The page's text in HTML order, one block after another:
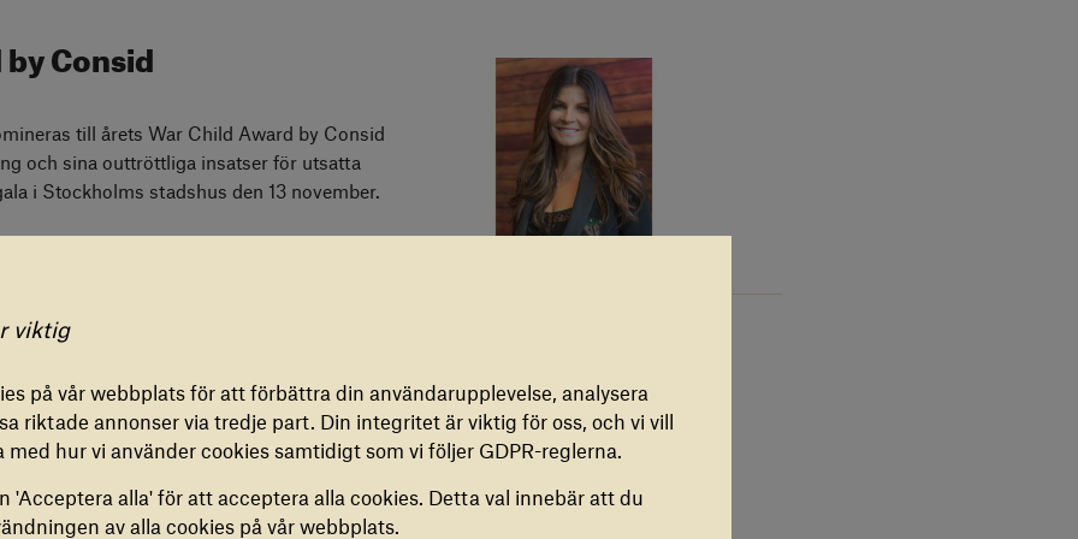
Consid
till årets War Child Award by Consid
och sina outtröttliga insatser för utsatta
i Stockholms stadshus den 13 november.
Mall of
Uganda och Colombia teckningar på temat
Under två dagar samlades därefter barn på
slutföra teckningarna i vår ’Peace of Art’
för cookies
är nödvändiga för att vår webbplats ska fungera
De kan inte inaktiveras.
FÖR ANALYS
hjälper oss att samla in anonym information om hur
viktig
på vår webbplats för att förbättra din användarupplevelse, analysera
riktade annonser via tredje part. Din integritet är viktig för oss, och vi vill
hur vi använder cookies samtidigt som vi följer GDPR-reglerna.
'Acceptera alla' för att acceptera alla cookies. Detta val innebär att du
av alla cookies på vår webbplats.